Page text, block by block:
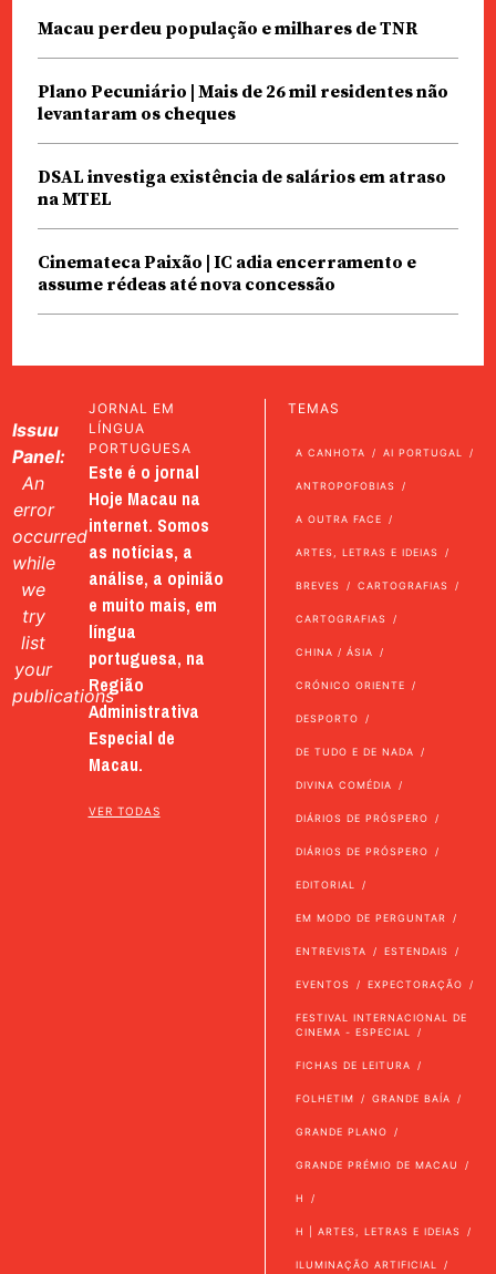
Macau perdeu população e milhares de TNR
Plano Pecuniário | Mais de 26 mil residentes não
levantaram os cheques
DSAL investiga existência de salários em atraso
na MTEL
Cinemateca Paixão | IC adia encerramento e
assume rédeas até nova concessão
Issuu
Panel:
An
error
occurred
while
we
try
list
your
publications
JORNAL EM
LÍNGUA
PORTUGUESA
Este é o jornal
Hoje Macau na
internet. Somos
as notícias, a
análise, a opinião
e muito mais, em
língua
portuguesa, na
Região
Administrativa
Especial de
Macau.
VER TODAS
TEMAS
A CANHOTA AI PORTUGAL
ANTROPOFOBIAS
A OUTRA FACE
ARTES, LETRAS E IDEIAS
BREVES CARTOGRAFIAS
CARTOGRAFIAS
CHINA / ÁSIA
CRÓNICO ORIENTE
DESPORTO
DE TUDO E DE NADA
DIVINA COMÉDIA
DIÁRIOS DE PRÓSPERO
DIÁRIOS DE PRÓSPERO
EDITORIAL
EM MODO DE PERGUNTAR
ENTREVISTA ESTENDAIS
EVENTOS EXPECTORAÇÃO
FESTIVAL INTERNACIONAL DE
CINEMA - ESPECIAL
FICHAS DE LEITURA
FOLHETIM GRANDE BAÍA
GRANDE PLANO
GRANDE PRÉMIO DE MACAU
H
H | ARTES, LETRAS E IDEIAS
ILUMINAÇÃO ARTIFICIAL